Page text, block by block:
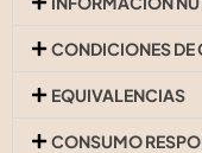
CONDICIONES
EQUIVALENCIAS
CONSUMO